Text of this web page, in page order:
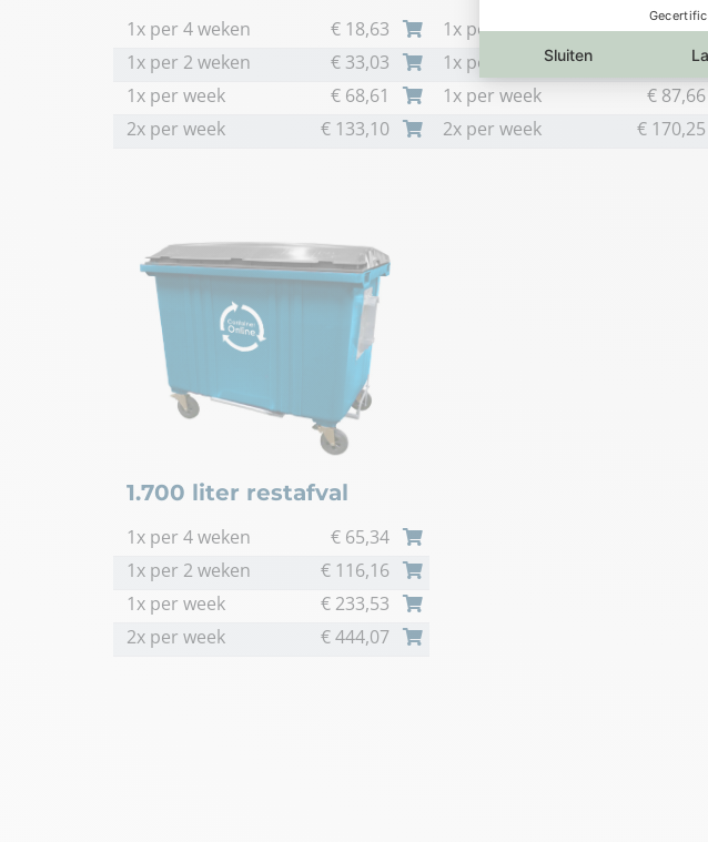
1x per 4 weken € 18,63
1x per 2 weken
€ 33,03
1x per week
€ 68,61
2x per week
€ 133,10
1x per 4 weken €22,87
1x per 2 weken
44,47
1x per week
€ 87,66
2x per week
€ 170,25
1.700 liter restafval
1x per 4 weken € 65,34
1x per 2 weken
€ 116,16
1x per week
€ 233,53
2x per week
€444,07